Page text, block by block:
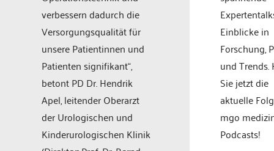
verbessern dadurch die
Versorgungsqualität für
unsere Patientinnen und
Patienten signifikant“,
betont PD Dr. Hendrik
Apel, leitender Oberarzt
der Urologischen und
Kinderurologischen Klinik
Einblicke in
Forschung,
und Trends.
Sie jetzt die
aktuelle
mgo
Podcasts!